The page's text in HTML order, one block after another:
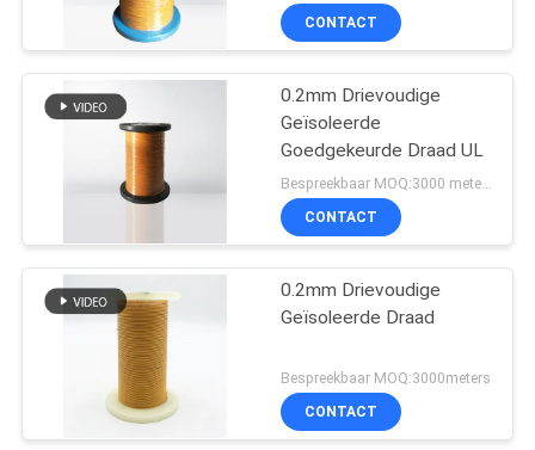
CONTACT
0.2mm Drievoudige
Geïsoleerde
Goedgekeurde Draad UL
CONTACT
0.2mm Drievoudige
Geïsoleerde Draad
Bespreekbaar MOQ:3000meters
CONTACT